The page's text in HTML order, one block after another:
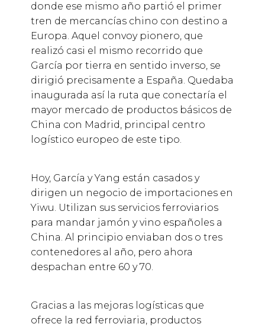
donde ese mismo año partió el primer
tren de mercancías chino con destino a
Europa. Aquel convoy pionero, que
realizó casi el mismo recorrido que
García por tierra en sentido inverso, se
dirigió precisamente a España. Quedaba
inaugurada así la ruta que conectaría el
mayor mercado de productos básicos de
China con Madrid, principal centro
logístico europeo de este tipo.
Hoy, García y Yang están casados y
dirigen un negocio de importaciones en
Yiwu. Utilizan sus servicios ferroviarios
para mandar jamón y vino españoles a
China. Al principio enviaban dos o tres
contenedores al año, pero ahora
despachan entre 60 y 70.
Gracias a las mejoras logísticas que
ofrece la red ferroviaria, productos